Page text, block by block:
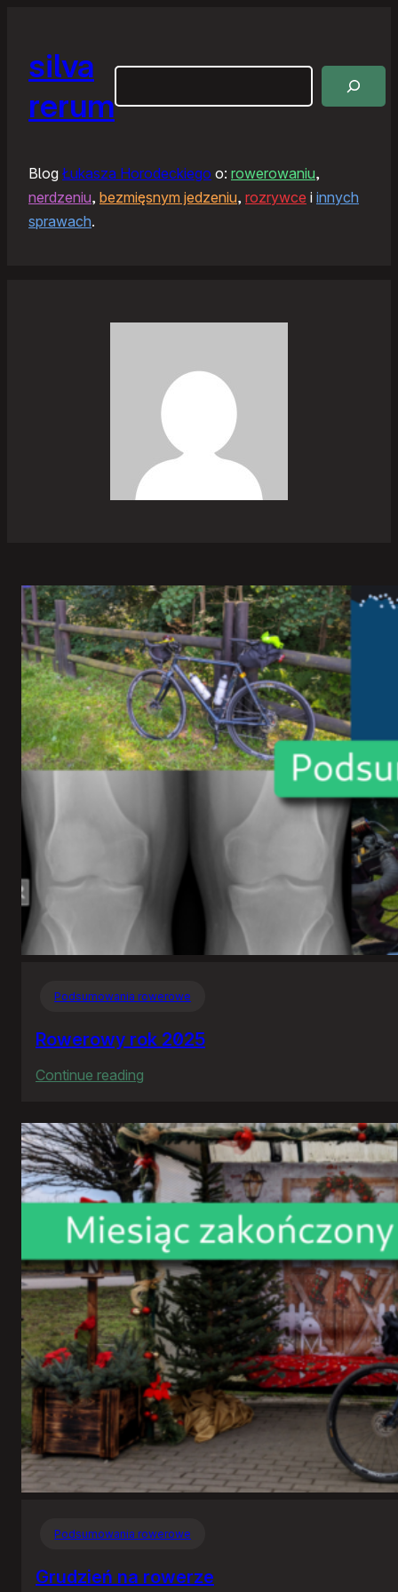
silva
rerum
Blog Łukasza Horodeckiego o: rowerowaniu,
nerdzeniu, bezmięsnym jedzeniu, rozrywce i innych
sprawach.
Podsumowania rowerowe
Rowerowy rok 2025
Continue reading
rok
2025
Podsumowania rowerowe
Grudzień na rowerze